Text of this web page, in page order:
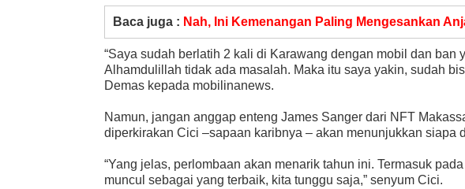
Baca juga : Nah, Ini Kemenangan Paling Mengesankan
“Saya sudah berlatih 2 kali di Karawang dengan mobil dan ban
Alhamdulillah tidak ada masalah. Maka itu saya yakin, sudah
Demas kepada mobilinanews.
Namun, jangan anggap enteng James Sanger dari NFT
diperkirakan Cici –sapaan karibnya – akan menunjukkan siapa
“Yang jelas, perlombaan akan menarik tahun ini. Termasuk
muncul sebagai yang terbaik, kita tunggu saja,” senyum Cici.